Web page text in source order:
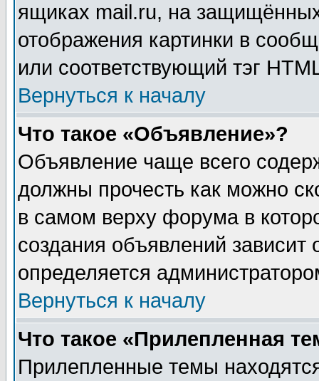
ящиках mail.ru, на
отображения картинки в
или соответствующий тэг
Вернуться к началу
Что такое «Объявление»?
Объявление чаще всего
должны прочесть как можно
в самом верху форума в
создания объявлений зависит
определяется
Вернуться к началу
Что такое «Прилепленная
Прилепленные темы